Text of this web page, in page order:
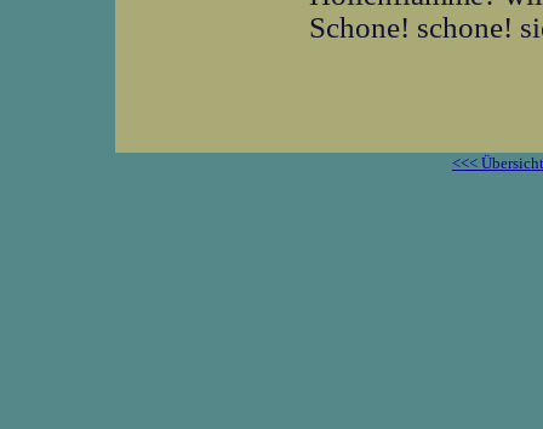
Schone! schone!
<<< Übersicht